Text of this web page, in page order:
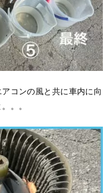
コンの風と共に車内に向
。。